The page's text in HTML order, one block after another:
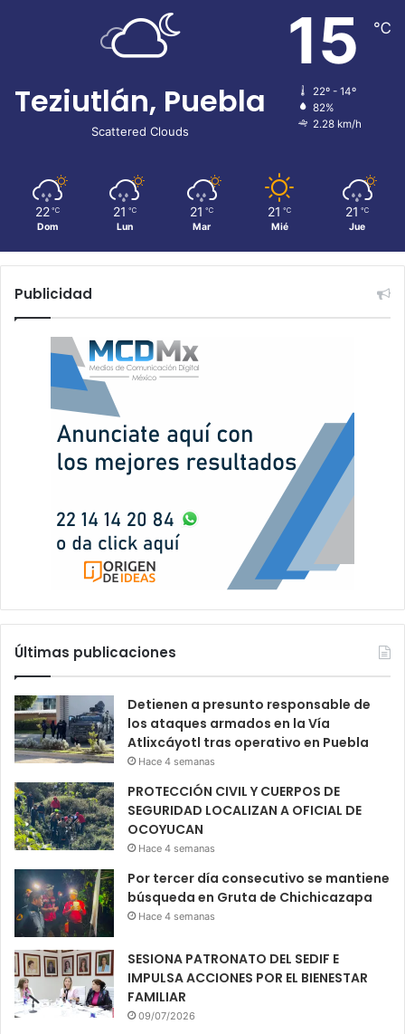
Teziutlán, Puebla
Scattered Clouds
15 ℃
22º - 14º
82%
2.28 km/h
22 ℃
Dom
21 ℃
Lun
21 ℃
Mar
21 ℃
Mié
21 ℃
Jue
Publicidad
Últimas publicaciones
Detienen a presunto responsable de
los ataques armados en la Vía
Atlixcáyotl tras operativo en Puebla
Hace 4 semanas
PROTECCIÓN CIVIL Y CUERPOS DE
SEGURIDAD LOCALIZAN A OFICIAL DE
OCOYUCAN
Hace 4 semanas
Por tercer día consecutivo se mantiene
búsqueda en Gruta de Chichicazapa
Hace 4 semanas
SESIONA PATRONATO DEL SEDIF E
IMPULSA ACCIONES POR EL BIENESTAR
FAMILIAR
09/07/2026